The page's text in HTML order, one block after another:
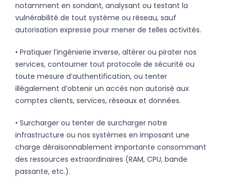
notamment en sondant, analysant ou testant la
vulnérabilité de tout système ou réseau, sauf
autorisation expresse pour mener de telles activités.
• Pratiquer l’ingénierie inverse, altérer ou pirater nos
services, contourner tout protocole de sécurité ou
toute mesure d’authentification, ou tenter
illégalement d’obtenir un accès non autorisé aux
comptes clients, services, réseaux et données.
• Surcharger ou tenter de surcharger notre
infrastructure ou nos systèmes en imposant une
charge déraisonnablement importante consommant
des ressources extraordinaires (RAM, CPU, bande
passante, etc.).